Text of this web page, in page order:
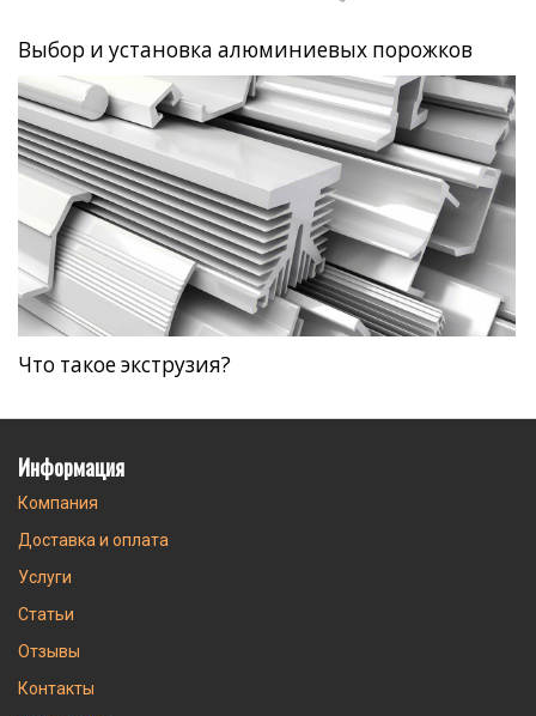
Выбор и установка алюминиевых порожков
Что такое экструзия?
Информация
Компания
Доставка и оплата
Услуги
Статьи
Отзывы
Контакты